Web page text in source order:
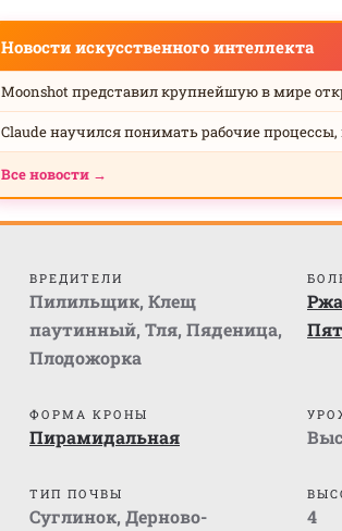
Новости искусственного интеллекта
Moonshot представил крупнейшую в мире
Claude научился понимать рабочие
Все новости →
ВРЕДИТЕЛИ
Пилильщик, Клещ
паутинный, Тля, Пяденица,
Плодожорка
ФОРМА КРОНЫ
Пирамидальная
ТИП ПОЧВЫ
Суглинок, Дерново-
4